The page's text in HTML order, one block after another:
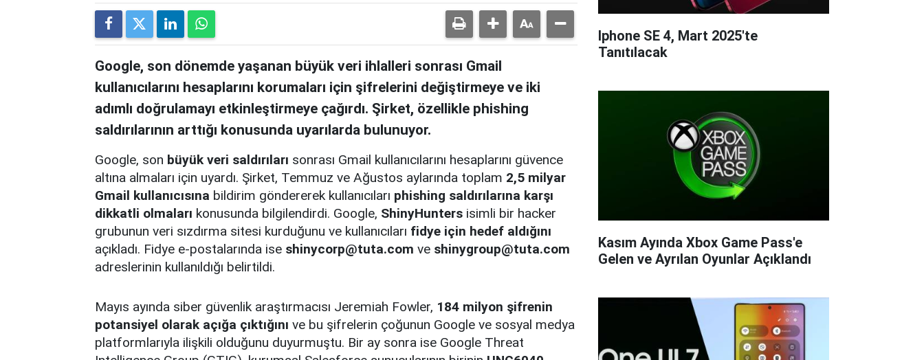
Google, son dönemde yaşanan büyük veri ihlalleri sonrası Gmail
kullanıcılarını hesaplarını korumaları için şifrelerini değiştirmeye ve iki
adımlı doğrulamayı etkinleştirmeye çağırdı. Şirket, özellikle phishing
saldırılarının arttığı konusunda uyarılarda bulunuyor.
Google, son büyük veri saldırıları sonrası Gmail kullanıcılarını hesaplarını güvence
altına almaları için uyardı. Şirket, Temmuz ve Ağustos aylarında toplam 2,5 milyar
Gmail kullanıcısına bildirim göndererek kullanıcıları phishing saldırılarına karşı
dikkatli olmaları konusunda bilgilendirdi. Google, ShinyHunters isimli bir hacker
grubunun veri sızdırma sitesi kurduğunu ve kullanıcıları fidye için hedef aldığını
açıkladı. Fidye e-postalarında ise shinycorp@tuta.com ve shinygroup@tuta.com
adreslerinin kullanıldığı belirtildi.
Mayıs ayında siber güvenlik araştırmacısı Jeremiah Fowler, 184 milyon şifrenin
potansiyel olarak açığa çıktığını ve bu şifrelerin çoğunun Google ve sosyal medya
platformlarıyla ilişkili olduğunu duyurmuştu. Bir ay sonra ise Google Threat
Iphone SE 4, Mart 2025'te
Tanıtılacak
Kasım Ayında Xbox Game Pass'e
Gelen ve Ayrılan Oyunlar Açıklandı